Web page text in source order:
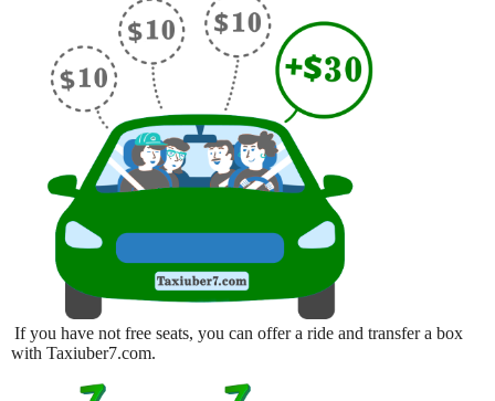
If you have not free seats, you can offer a ride and transfer a box
with Taxiuber7.com.